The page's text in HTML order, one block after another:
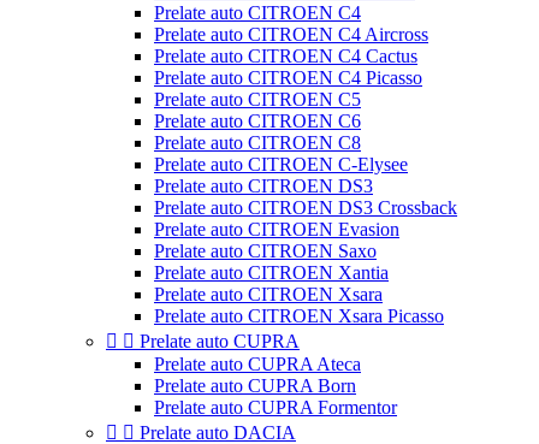
Prelate auto CITROEN C4
Prelate auto CITROEN C4 Aircross
Prelate auto CITROEN C4 Cactus
Prelate auto CITROEN C4 Picasso
Prelate auto CITROEN C5
Prelate auto CITROEN C6
Prelate auto CITROEN C8
Prelate auto CITROEN C-Elysee
Prelate auto CITROEN DS3
Prelate auto CITROEN DS3 Crossback
Prelate auto CITROEN Evasion
Prelate auto CITROEN Saxo
Prelate auto CITROEN Xantia
Prelate auto CITROEN Xsara
Prelate auto CITROEN Xsara Picasso
  Prelate auto CUPRA
Prelate auto CUPRA Ateca
Prelate auto CUPRA Born
Prelate auto CUPRA Formentor
  Prelate auto DACIA